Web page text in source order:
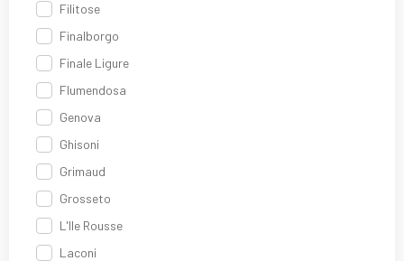
Filitose
Finalborgo
Finale Ligure
Flumendosa
Genova
Ghisoni
Grimaud
Grosseto
L'Ile Rousse
Laconi